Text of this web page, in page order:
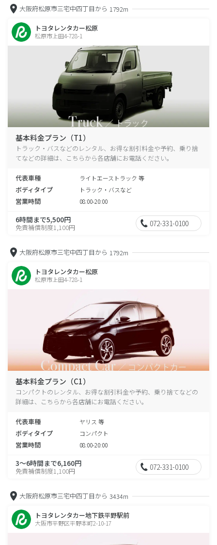
大阪府松原市三宅中四丁目から 1792m
トヨタレンタカー松原
松原市上田4-728-1
基本料金プラン（T1）
トラック・バスなどのレンタル、お得な割引料金や予約、乗り捨
てなどの詳細は、こちらから各店舗にお電話ください。
代表車種 ライトエーストラック 等
ボディタイプ トラック・バスなど
営業時間 08:00-20:00
6時間まで5,500円
免責補償制度1,100円 072-331-0100
大阪府松原市三宅中四丁目から 1792m
トヨタレンタカー松原
松原市上田4-728-1
基本料金プラン（C1）
コンパクトのレンタル、お得な割引料金や予約、乗り捨てなどの
詳細は、こちらから各店舗にお電話ください。
代表車種 ヤリス 等
ボディタイプ コンパクト
営業時間 08:00-20:00
3～6時間まで6,160円
免責補償制度1,100円 072-331-0100
大阪府松原市三宅中四丁目から 3434m
トヨタレンタカー地下鉄平野駅前
大阪市平野区平野本町2-10-17